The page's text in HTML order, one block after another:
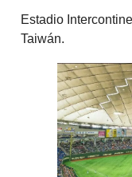
Estadio
Taiwán.